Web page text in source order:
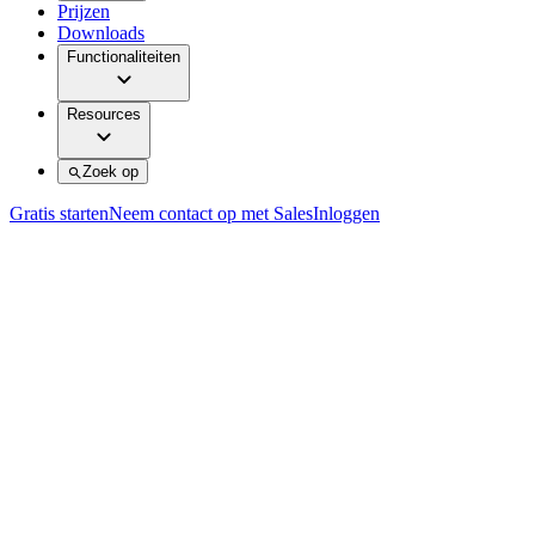
Prijzen
Downloads
Functionaliteiten
Resources
Zoek op
Gratis startenNeem contact op met SalesInloggen